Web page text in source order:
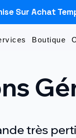
Sur Achat
Boutique
très